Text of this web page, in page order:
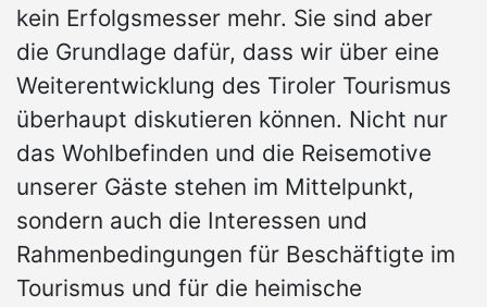
kein Erfolgsmesser mehr. Sie sind aber
die Grundlage dafür, dass wir über eine
Weiterentwicklung des Tiroler Tourismus
überhaupt diskutieren können. Nicht nur
das Wohlbefinden und die Reisemotive
unserer Gäste stehen im Mittelpunkt,
sondern auch die Interessen und
Rahmenbedingungen für Beschäftigte im
Tourismus und für die heimische